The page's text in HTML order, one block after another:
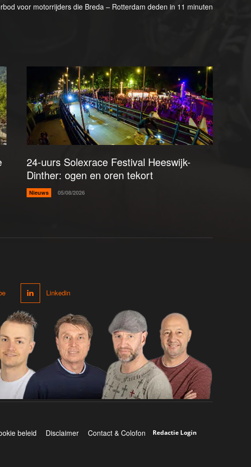
voor motorrijders die Breda – Rotterdam deden in 11 minuten
24-uurs Solexrace Festival Heeswijk-
Dinther: ogen en oren tekort
Nieuws 05/08/2026
Linkedin
beleid Disclaimer Contact & Colofon Redactie Login